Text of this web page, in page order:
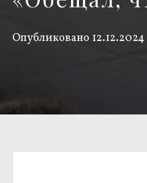
Опубликовано 12.12.2024